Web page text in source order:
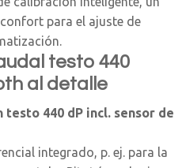
para el ajuste de
testo 440
al detalle
440 dP incl. sensor de
integrado, p. ej. para la